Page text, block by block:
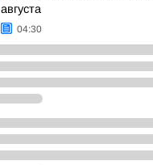
августа
04:30